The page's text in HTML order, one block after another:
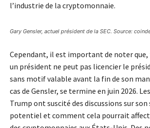
l’industrie de la cryptomonnaie.
Gary Gensler, actuel président de la SEC. Source:
Cependant, il est important de noter
un président ne peut pas licencier le
sans motif valable avant la fin de son
cas de Gensler, se termine en juin 2026.
Trump ont suscité des discussions sur son
potentiel et comment cela pourrait